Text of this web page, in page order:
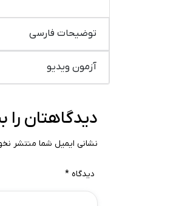
توضیحات فارسی
آزمون ویدیو
دیدگاهتان را
نشانی ایمیل شما منتشر
دیدگاه *